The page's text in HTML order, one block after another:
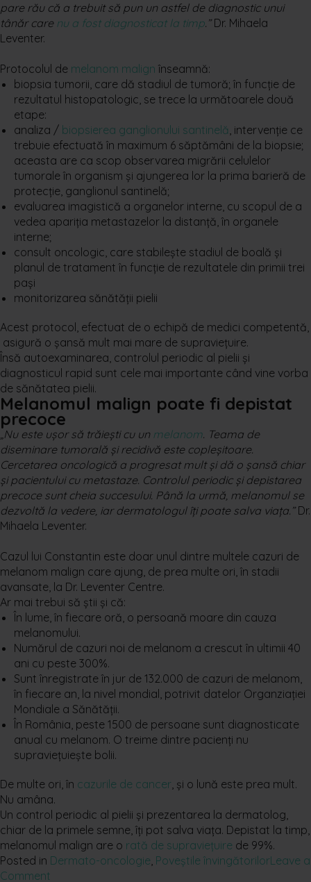
pare rău că a trebuit să pun un astfel de diagnostic unui
tânăr care nu a fost diagnosticat la timp.”Dr. Mihaela
Leventer.
Protocolul de melanom malign înseamnă:
biopsia tumorii, care dă stadiul de tumoră; în funcție de
rezultatul histopatologic, se trece la următoarele două
etape:
analiza / biopsierea ganglionului santinelă, intervenție ce
trebuie efectuată în maximum 6 săptămâni de la biopsie;
aceasta are ca scop observarea migrării celulelor
tumorale în organism și ajungerea lor la prima barieră de
protecție, ganglionul santinelă;
evaluarea imagistică a organelor interne, cu scopul de a
vedea apariția metastazelor la distanță, în organele
interne;
consult oncologic, care stabilește stadiul de boală și
planul de tratament în funcție de rezultatele din primii trei
pași
monitorizarea sănătății pielii
Acest protocol, efectuat de o echipă de medici competentă,
asigură o șansă mult mai mare de supraviețuire.
Însă autoexaminarea, controlul periodic al pielii și
diagnosticul rapid sunt cele mai importante când vine vorba
de sănătatea pielii.
Melanomul malign poate fi depistat
precoce
„Nu este ușor să trăiești cu un melanom. Teama de
diseminare tumorală și recidivă este copleșitoare.
Cercetarea oncologică a progresat mult și dă o șansă chiar
și pacientului cu metastaze. Controlul periodic și depistarea
precoce sunt cheia succesului. Până la urmă, melanomul se
dezvoltă la vedere, iar dermatologul îți poate salva viața.” Dr.
Mihaela Leventer.
Cazul lui Constantin este doar unul dintre multele cazuri de
melanom malign care ajung, de prea multe ori, în stadii
avansate, la Dr. Leventer Centre.
Ar mai trebui să știi și că:
În lume, în fiecare oră, o persoană moare din cauza
melanomului.
Numărul de cazuri noi de melanom a crescut în ultimii 40
ani cu peste 300%.
Sunt înregistrate în jur de 132.000 de cazuri de melanom,
în fiecare an, la nivel mondial, potrivit datelor Organziației
Mondiale a Sănătății.
În România, peste 1500 de persoane sunt diagnosticate
anual cu melanom. O treime dintre pacienți nu
supraviețuiește bolii.
De multe ori, în cazurile de cancer, și o lună este prea mult.
Nu amâna.
Un control periodic al pielii și prezentarea la dermatolog,
chiar de la primele semne, îți pot salva viața. Depistat la timp,
melanomul malign are o rată de supraviețuire de 99%.
Posted in Dermato-oncologie, Poveștile învingătorilorLeave a
Comment